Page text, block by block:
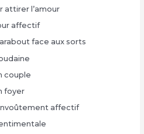
attirer l’amour
affectif
face aux sorts
couple
foyer
affectif